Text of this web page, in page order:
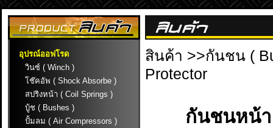
อุปรณ์ออฟโรด
วินซ์ ( Winch )
โช๊คอัพ ( Shock Absorbe )
สปริงหน้า ( Coil Springs )
บู้ช ( Bushes )
ปั้มลม ( Air Compressors )
สินค้า >>กันชน (
Protector
กันชนหน้า